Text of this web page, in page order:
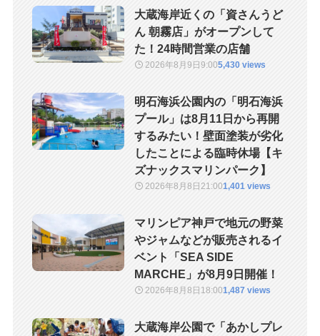
大蔵海岸近くの「資さんうど
ん 朝霧店」がオープンして
た！24時間営業の店舗
2026年8月9日9:005,430 views
明石海浜公園内の「明石海浜
プール」は8月11日から再開
するみたい！壁面塗装が劣化
したことによる臨時休場【キ
ズナックスマリンパーク】
2026年8月8日21:001,401 views
マリンピア神戸で地元の野菜
やジャムなどが販売されるイ
ベント「SEA SIDE
MARCHE」が8月9日開催！
2026年8月8日 18:001,487 views
大蔵海岸公園で「あかしプレ